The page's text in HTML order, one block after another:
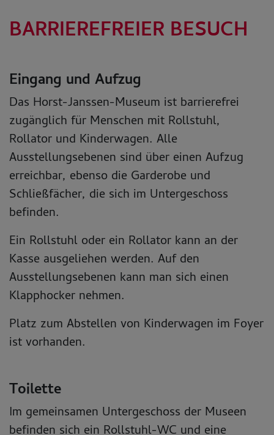
BARRIEREFREIER BESUCH
Eingang und Aufzug
Das Horst-Janssen-Museum ist barrierefrei
zugänglich für Menschen mit Rollstuhl,
Rollator und Kinderwagen. Alle
Ausstellungsebenen sind über einen Aufzug
erreichbar, ebenso die Garderobe und
Schließfächer, die sich im Untergeschoss
befinden.
Ein Rollstuhl oder ein Rollator kann an der
Kasse ausgeliehen werden. Auf den
Ausstellungsebenen kann man sich einen
Klapphocker nehmen.
Platz zum Abstellen von Kinderwagen im Foyer
ist vorhanden.
Toilette
Im gemeinsamen Untergeschoss der Museen